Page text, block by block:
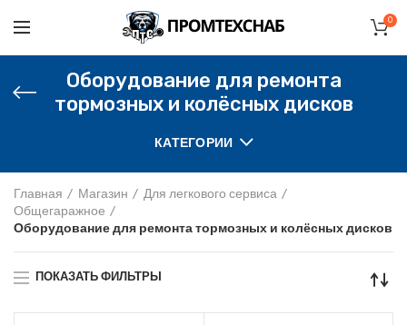
0
Оборудование для ремонта
тормозных и колёсных дисков
КАТЕГОРИИ
Главная Магазин
Для легкового сервиса
Общегаражное
Оборудование для ремонта тормозных и колёсных дисков
ПОКАЗАТЬ ФИЛЬТРЫ